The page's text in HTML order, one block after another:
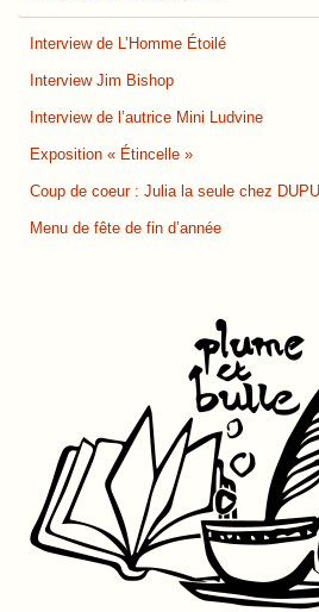
Interview de L’Homme Étoilé
Interview Jim Bishop
Interview de l’autrice Mini Ludvine
Exposition « Étincelle »
Coup de coeur : Julia la seule chez
Menu de fête de fin d’année